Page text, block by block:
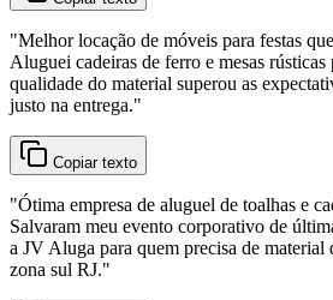
"Melhor locação de móveis para festas
Aluguei cadeiras de ferro e mesas rústicas
qualidade do material superou as
justo na entrega."
Copiar texto
"Ótima empresa de aluguel de toalhas e
Salvaram meu evento corporativo de
a JV Aluga para quem precisa de material
zona sul RJ."